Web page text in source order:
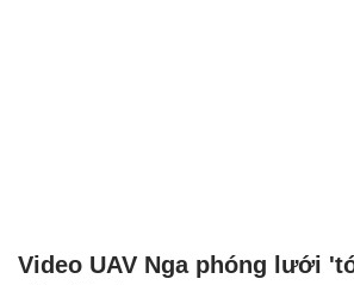
Video UAV Nga phóng lưới